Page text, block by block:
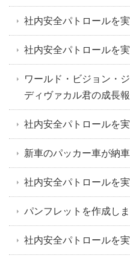
社内安全パトロールを
社内安全パトロールを
ワールド・ビジョン・
ディヴァカル君の成長
社内安全パトロールを
新車のパッカー車が納
社内安全パトロールを
パンフレットを作成しま
社内安全パトロールを